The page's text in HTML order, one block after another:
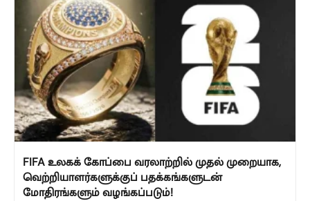
FIFA உலகக் கோப்பை வரலாற்றில் முதல் முறையாக,
வெற்றியாளர்களுக்குப் பதக்கங்களுடன்
மோதிரங்களும் வழங்கப்படும்!